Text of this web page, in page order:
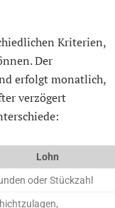
Kriterien,
Der
erfolgt monatlich,
verzögert
Lohn
oder Stückzahl